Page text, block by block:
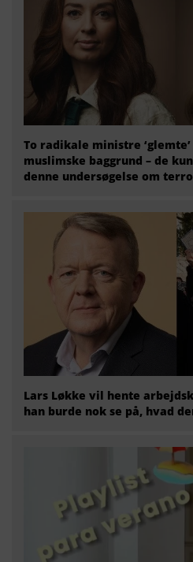
To radikale ministre
muslimske baggrund – de
denne undersøgelse om
Lars Løkke vil hente
han burde nok se på, hvad